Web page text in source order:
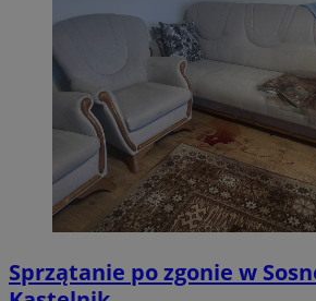
Sprzątanie po zgonie w
CookieScriptConsent